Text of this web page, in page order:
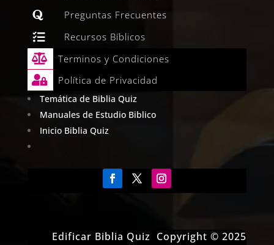
 Preguntas Frecuentes
 Recursos Bíblicos
 Terminos y Condiciones
 Política de Privacidad
Temática de Biblia Quiz
Manuales de Estudio Biblico
Inicio Biblia Quiz
Edificar Biblia Quiz Copyright © 2025